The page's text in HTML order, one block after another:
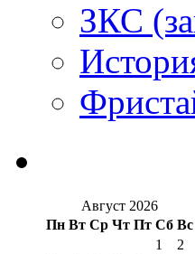
ЗКС
Август 2026
Пн Вт Ср Чт Пт Сб Вс
1
2